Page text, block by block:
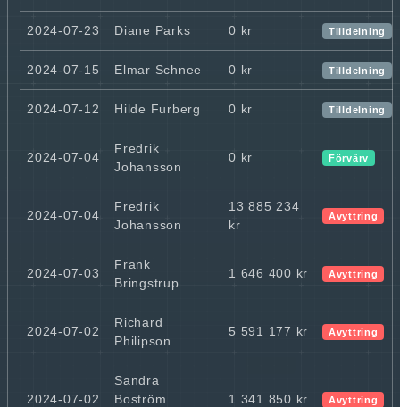
2024-07-23 Diane Parks 0 kr Tilldelning
2024-07-15 Elmar Schnee 0 kr Tilldelning
2024-07-12 Hilde Furberg 0 kr Tilldelning
2024-07-04
Fredrik
Johansson
0 kr Förvärv
2024-07-04
Fredrik
Johansson
13 885 234
kr
Avyttring
2024-07-03
Frank
Bringstrup
1 646 400 kr Avyttring
2024-07-02
Richard
Philipson
5 591 177 kr Avyttring
2024-07-02
Sandra
Boström
1 341 850 kr Avyttring